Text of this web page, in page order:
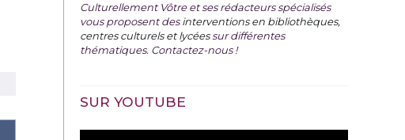
Culturellement Vôtre et ses rédacteurs spécialisés
vous proposent desinterventions en bibliothèques,
centres culturels et lycéessur différentes
thématiques. Contactez-nous !
SUR YOUTUBE